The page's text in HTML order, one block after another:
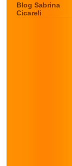
Blog Sabrina
Cicareli